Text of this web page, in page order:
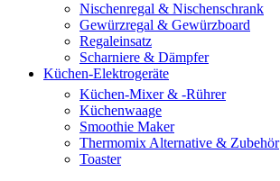
Nischenregal & Nischenschrank
Gewürzregal & Gewürzboard
Regaleinsatz
Scharniere & Dämpfer
Küchen-Elektrogeräte
Küchen-Mixer & -Rührer
Küchenwaage
Smoothie Maker
Thermomix Alternative & Zubehör
Toaster